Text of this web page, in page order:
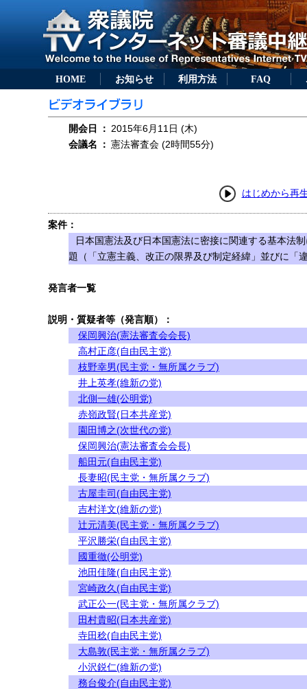
HOME お知らせ 利用方法 FAQ
開会日 ： 2015年6月11日 (木)
会議名
： 憲法審査会 (2時間55分)
はじめから再
案件：
日本国憲法及び日本国憲法に密接に関連する基本法
題（「立憲主義、改正の限界及び制定経緯」並びに「
発言者一覧
説明・質疑者等（発言順）：
保岡興治(憲法審査会会長)
高村正彦(自由民主党)
枝野幸男(民主党・無所属クラブ)
井上英孝(維新の党)
北側一雄(公明党)
赤嶺政賢(日本共産党)
園田博之(次世代の党)
保岡興治(憲法審査会会長)
船田元(自由民主党)
長妻昭(民主党・無所属クラブ)
古屋圭司(自由民主党)
吉村洋文(維新の党)
辻元清美(民主党・無所属クラブ)
平沢勝栄(自由民主党)
國重徹(公明党)
池田佳隆(自由民主党)
宮崎政久(自由民主党)
武正公一(民主党・無所属クラブ)
田村貴昭(日本共産党)
寺田稔(自由民主党)
大島敦(民主党・無所属クラブ)
小沢鋭仁(維新の党)
務台俊介(自由民主党)